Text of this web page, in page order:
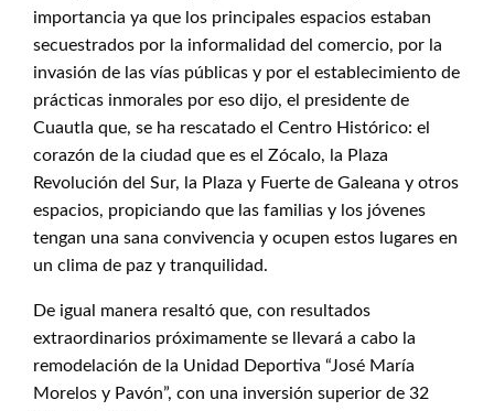
importancia ya que los principales espacios estaban
secuestrados por la informalidad del comercio, por la
invasión de las vías públicas y por el establecimiento de
prácticas inmorales por eso dijo, el presidente de
Cuautla que, se ha rescatado el Centro Histórico: el
corazón de la ciudad que es el Zócalo, la Plaza
Revolución del Sur, la Plaza y Fuerte de Galeana y otros
espacios, propiciando que las familias y los jóvenes
tengan una sana convivencia y ocupen estos lugares en
un clima de paz y tranquilidad.
De igual manera resaltó que, con resultados
extraordinarios próximamente se llevará a cabo la
remodelación de la Unidad Deportiva “José María
Morelos y Pavón”, con una inversión superior de 32